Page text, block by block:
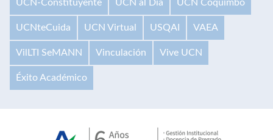
UCN-Constituyente UCN al Día UCN Coquimbo
UCNteCuida UCN Virtual USQAI VAEA
VilLTI SeMANN Vinculación Vive UCN
Éxito Académico